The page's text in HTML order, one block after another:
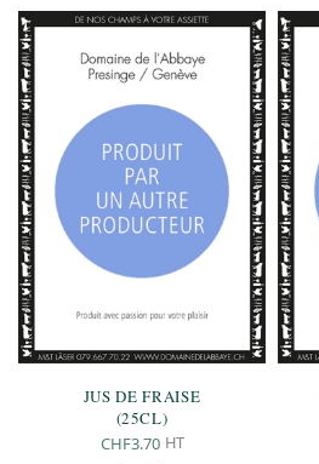
JUS DE FRAISE
(25CL)
CHF3.70 HT